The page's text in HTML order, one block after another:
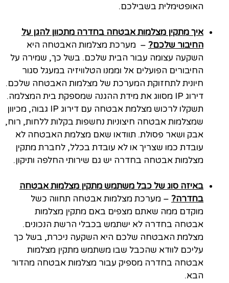
האופטימלית בשבילכם.
איך מתקין מצלמות אבטחה בחדרה מתכוון להגן על
החיבור שלכם? – מערכת מצלמות האבטחה היא
השקעה עצומה עבור הבית שלכם. בשל כך, שמירה על
החיבורים הפועלים אל וממנו הטלוויזיה במעגל סגור
חיונית לתחזוקת המערכת של מצלמות האבטחה שלכם.
דירוג IP מסווג את מידת ההגנה שמספקת בית המצלמה.
תשקלו לרכוש מצלמת אבטחה עם דירוג IP גבוה, מכיוון
שמצלמות אבטחה חיצוניות נחשפות בקלות ללחות, רוח,
אבק ושאר פסולת. תוודאו שאם מצלמת האבטחה לא
עובדת כמו שצריך או לא עובדת בכלל, לחברת מתקין
מצלמות אבטחה בחדרה יש גם שירותי החלפה ותיקון.
באיזה סוג של כבל משתמש מתקין מצלמות אבטחה
בחדרה? – מערכת מצלמות אבטחה תחווה כשל
מוקדם ממה שאתם מצפים באם מתקין מצלמות
אבטחה בחדרה לא ישתמש בכבלי הרשת הנכונים.
מצלמת האבטחה שלכם היא השקעה ניכרת, בשל כך
עליכם לוודא שהכבל שבו משתמש מתקין מצלמות
אבטחה בחדרה מספיק עבור מצלמות אבטחה מהדור
הבא.